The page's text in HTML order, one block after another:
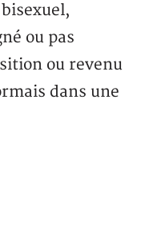
ou pas
ou revenu
dans une